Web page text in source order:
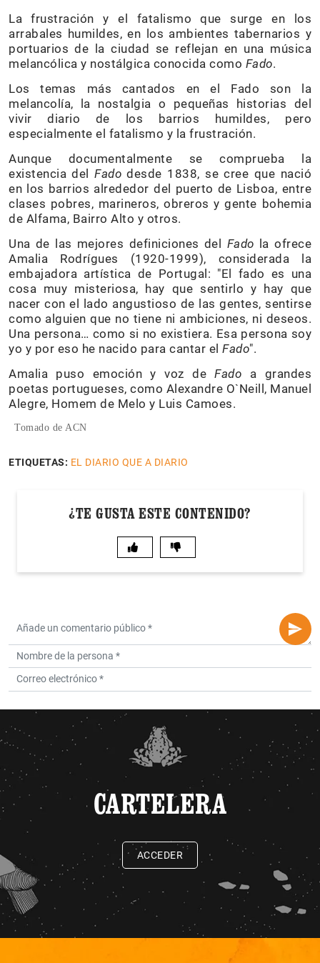
La frustración y el fatalismo que surge en los
arrabales humildes, en los ambientes tabernarios y
portuarios de la ciudad se reflejan en una música
melancólica y nostálgica conocida como Fado.
Los temas más cantados en el Fado son la
melancolía, la nostalgia o pequeñas historias del
vivir diario de los barrios humildes, pero
especialmente el fatalismo y la frustración.
Aunque documentalmente se comprueba la
existencia delFado desde 1838, se cree que nació
en los barrios alrededor del puerto de Lisboa, entre
clases pobres, marineros, obreros y gente bohemia
de Alfama, Bairro Alto y otros.
Una de las mejores definiciones del Fado la ofrece
Amalia Rodrígues (1920-1999), considerada la
embajadora artística de Portugal: "El fado es una
cosa muy misteriosa, hay que sentirlo y hay que
nacer con el lado angustioso de las gentes, sentirse
como alguien que no tiene ni ambiciones, ni deseos.
Una persona… como si no existiera. Esa persona soy
yo y por eso he nacido para cantar el Fado".
Amalia puso emoción y voz deFado a grandes
poetas portugueses, como Alexandre O`Neill, Manuel
Alegre, Homem de Melo y Luis Camoes.
Tomado de ACN
ETIQUETAS: EL DIARIO QUE A DIARIO
¿TE GUSTA ESTE CONTENIDO?
CARTELERA
ACCEDER